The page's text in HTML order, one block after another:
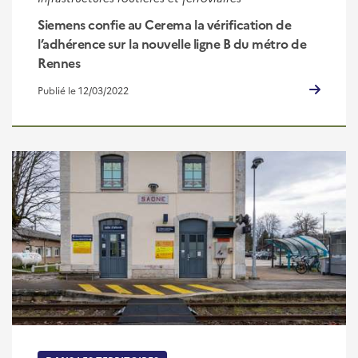
Siemens confie au Cerema la vérification de
l’adhérence sur la nouvelle ligne B du métro de
Rennes
Publié le 12/03/2022